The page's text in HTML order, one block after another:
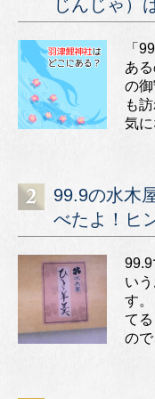
じんじゃ）
「
あ
の
も
気
99.9の水木
べたよ！ヒ
99.9
い
す
て
の